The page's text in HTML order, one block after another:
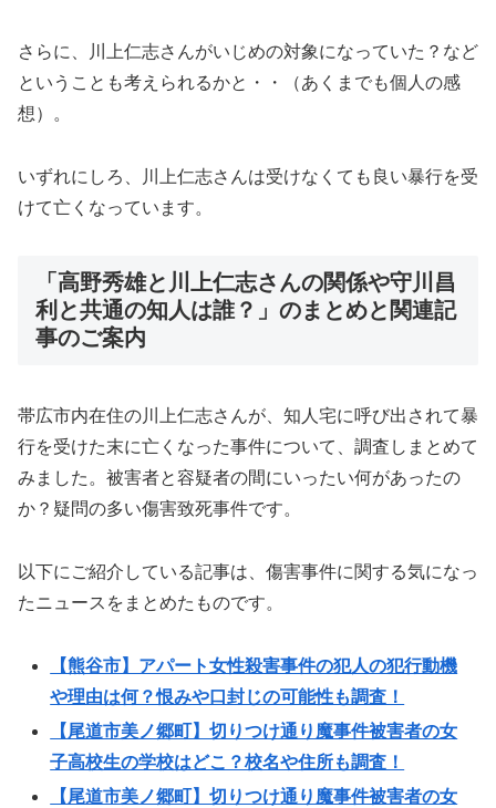
さらに、川上仁志さんがいじめの対象になっていた？など
ということも考えられるかと・・（あくまでも個人の感
想）。
いずれにしろ、川上仁志さんは受けなくても良い暴行を受
けて亡くなっています。
「高野秀雄と川上仁志さんの関係や守川昌
利と共通の知人は誰？」のまとめと関連記
事のご案内
帯広市内在住の川上仁志さんが、知人宅に呼び出されて暴
行を受けた末に亡くなった事件について、調査しまとめて
みました。被害者と容疑者の間にいったい何があったの
か？疑問の多い傷害致死事件です。
以下にご紹介している記事は、傷害事件に関する気になっ
たニュースをまとめたものです。
【熊谷市】アパート女性殺害事件の犯人の犯行動機
や理由は何？恨みや口封じの可能性も調査！
【尾道市美ノ郷町】切りつけ通り魔事件被害者の女
子高校生の学校はどこ？校名や住所も調査！
【尾道市美ノ郷町】切りつけ通り魔事件被害者の女